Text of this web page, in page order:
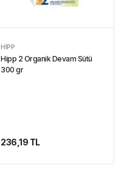
HIPP
Hipp 2 Organik Devam Sütü
300 gr
236,19 TL